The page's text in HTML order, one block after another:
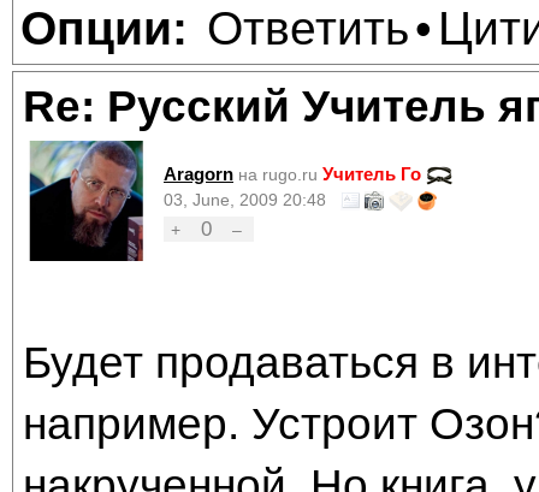
Опции: Ответить•
Re: Русский Учитель
Aragorn на rugo.ru Учитель Го
03, June, 2009 20:48
+
0 –
Будет продаваться в
например. Устроит